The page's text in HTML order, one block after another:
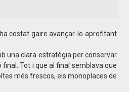
costat gaire avançar-lo aprofitant
una clara estratègia per conservar
Tot i que al final semblava que
més frescos, els monoplaces de